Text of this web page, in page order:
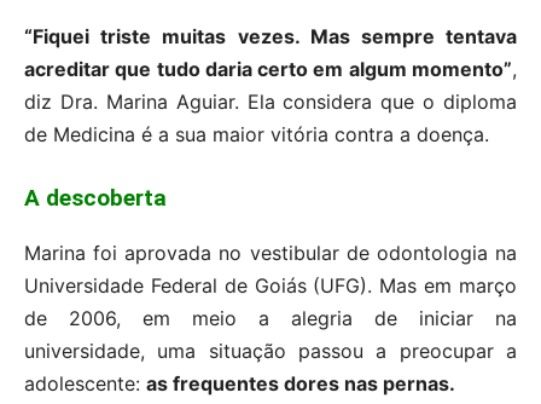
“Fiquei triste muitas vezes. Mas sempre tentava
acreditar que tudo daria certo em algum momento”,
diz Dra. Marina Aguiar. Ela considera que o diploma
de Medicina é a sua maior vitória contra a doença.
A descoberta
Marina foi aprovada no vestibular de odontologia na
Universidade Federal de Goiás (UFG). Mas em março
de 2006, em meio a alegria de iniciar na
universidade, uma situação passou a preocupar a
adolescente: as frequentes dores nas pernas.